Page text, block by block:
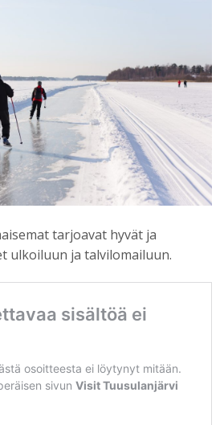
tarjoavat hyvät ja
ulkoiluun ja talvilomailuun.